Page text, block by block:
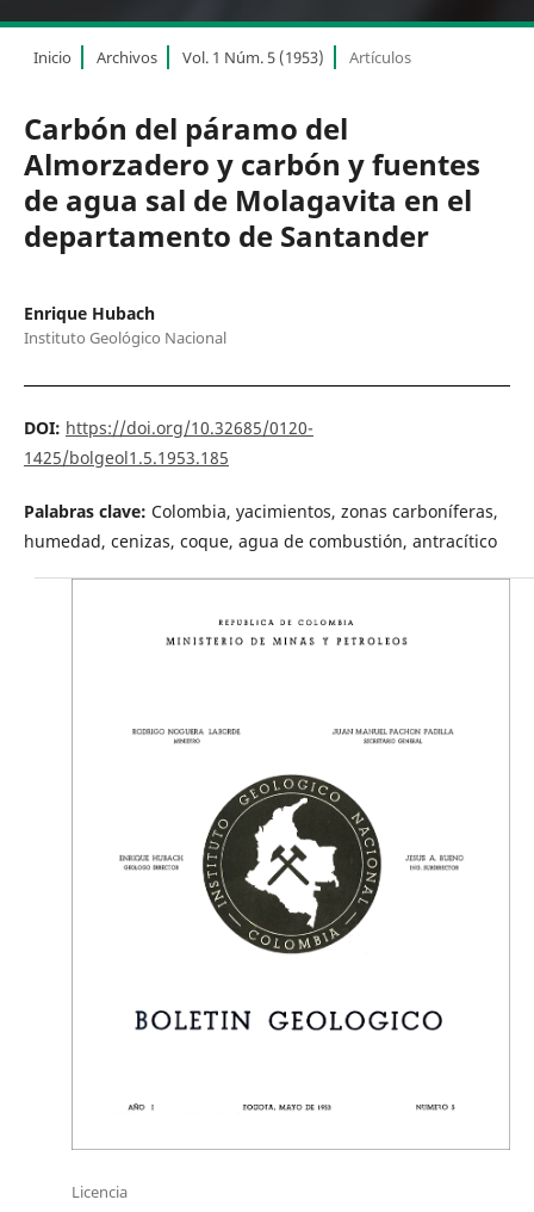
Inicio Archivos Vol. 1 Núm. 5 (1953) Artículos
Carbón del páramo del
Almorzadero y carbón y fuentes
de agua sal de Molagavita en el
departamento de Santander
Enrique Hubach
Instituto Geológico Nacional
DOI: https://doi.org/10.32685/0120-
1425/bolgeol1.5.1953.185
Palabras clave: Colombia, yacimientos, zonas carboníferas,
humedad, cenizas, coque, agua de combustión, antracítico
Licencia